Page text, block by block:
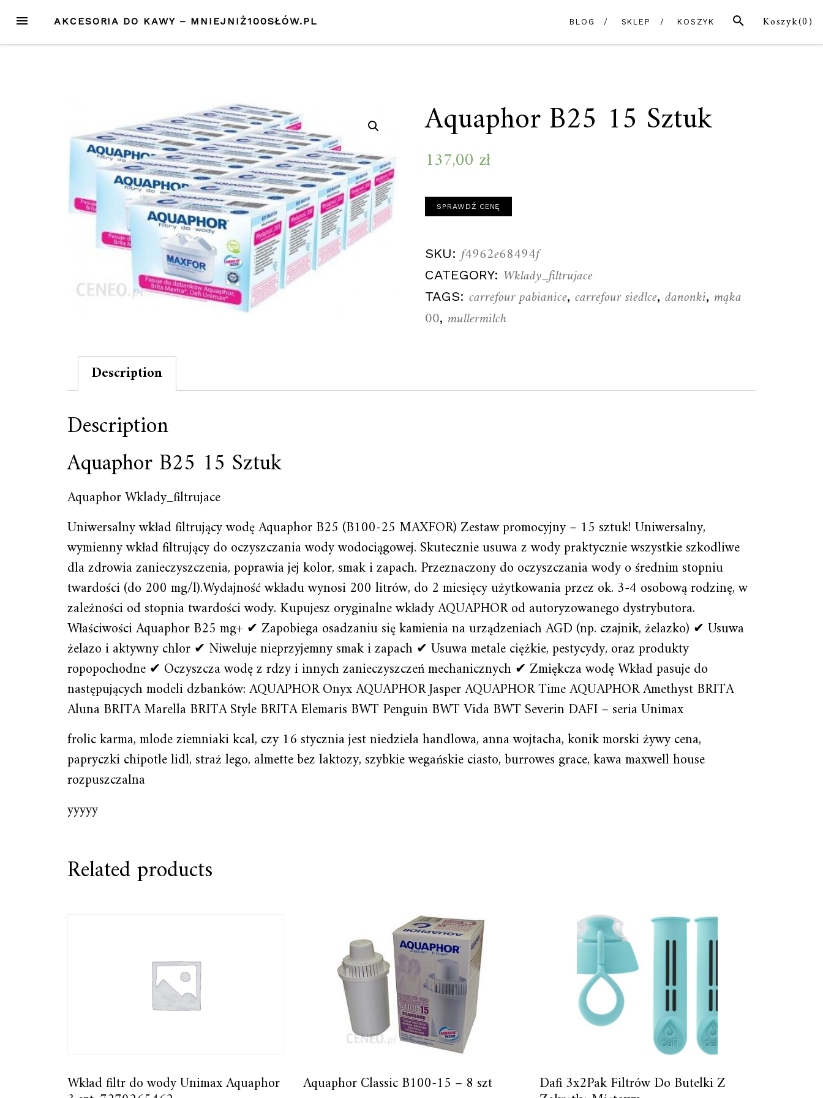
treści
MENU Koszyk(0)
SZUKAJ
AKCESORIA DO KAWY – MNIEJNIŻ100SŁÓW.PL BLOG SKLEP KOSZYK
Aquaphor B25 15 Sztuk
137,00 zł
SPRAWDŹ CENĘ
SKU: f4962e68494f
CATEGORY: Wklady_filtrujace
TAGS:carrefour pabianice,carrefour siedlce,danonki,mąka
00,mullermilch
Description
Description
Aquaphor B25 15 Sztuk
Aquaphor Wklady_filtrujace
Uniwersalny wkład filtrujący wodę Aquaphor B25 (B100-25 MAXFOR) Zestaw promocyjny – 15 sztuk! Uniwersalny,
wymienny wkład filtrujący do oczyszczania wody wodociągowej. Skutecznie usuwa z wody praktycznie wszystkie szkodliwe
dla zdrowia zanieczyszczenia, poprawia jej kolor, smak i zapach. Przeznaczony do oczyszczania wody o średnim stopniu
twardości (do 200 mg/l).Wydajność wkładu wynosi 200 litrów, do 2 miesięcy użytkowania przez ok. 3-4 osobową rodzinę, w
zależności od stopnia twardości wody. Kupujesz oryginalne wkłady AQUAPHOR od autoryzowanego dystrybutora.
Właściwości Aquaphor B25 mg+ ✔ Zapobiega osadzaniu się kamienia na urządzeniach AGD (np. czajnik, żelazko) ✔ Usuwa
żelazo i aktywny chlor ✔ Niweluje nieprzyjemny smak i zapach ✔ Usuwa metale ciężkie, pestycydy, oraz produkty
ropopochodne ✔ Oczyszcza wodę z rdzy i innych zanieczyszczeń mechanicznych ✔ Zmiękcza wodę Wkład pasuje do
następujących modeli dzbanków: AQUAPHOR Onyx AQUAPHOR Jasper AQUAPHOR Time AQUAPHOR Amethyst BRITA
Aluna BRITA Marella BRITA Style BRITA Elemaris BWT Penguin BWT Vida BWT Severin DAFI – seria Unimax
frolic karma, mlode ziemniaki kcal, czy 16 stycznia jest niedziela handlowa, anna wojtacha, konik morski żywy cena,
papryczki chipotle lidl, straż lego, almette bez laktozy, szybkie wegańskie ciasto, burrowes grace, kawa maxwell house
rozpuszczalna
yyyyy
Related products
Wkład filtr do wody Unimax Aquaphor Aquaphor Classic B100-15 – 8 szt Dafi 3x2Pak Filtrów Do Butelki Z